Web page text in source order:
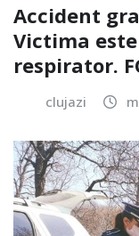
Accident
Victima
respirator.
clujazi